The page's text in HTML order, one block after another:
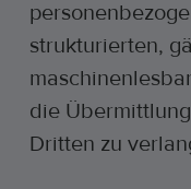
strukturierten,
die
Dritten zu